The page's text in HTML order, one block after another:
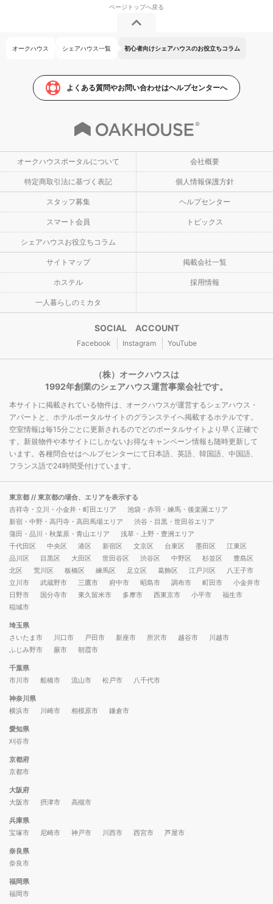
オークハウス シェアハウス一覧 初心者向けシェアハウスのお役立ちコラム
よくある質問やお問い合わせはヘルプセンターへ
オークハウスポータルについて 会社概要
特定商取引法に基づく表記 個人情報保護方針
スタッフ募集 ヘルプセンター
スマート会員 トピックス
シェアハウスお役立ちコラム
サイトマップ 掲載会社一覧
ホステル 採用情報
一人暮らしのミカタ
SOCIAL ACCOUNT
Facebook Instagram YouTube
（株）オークハウスは
1992年創業のシェアハウス運営事業会社です。
本サイトに掲載されている物件は、オークハウスが運営するシェアハウス・
アパートと、ホテルポータルサイトのグランステイへ掲載するホテルです。
空室情報は毎15分ごとに更新されるのでどのポータルサイトより早く正確で
す。新規物件や本サイトにしかないお得なキャンペーン情報も随時更新して
います。各種問合せはヘルプセンターにて日本語、英語、韓国語、中国語、
フランス語で24時間受付けています。
東京都 // 東京都の場合、エリアを表示する
吉祥寺・立川・小金井・町田エリア
池袋・赤羽・練馬・後楽園エリア
新宿・中野・高円寺・高田馬場エリア
渋谷・目黒・世田谷エリア
蒲田・品川・秋葉原・青山エリア
浅草・上野・豊洲エリア
千代田区
中央区 港区 新宿区 文京区 台東区 墨田区
江東区
品川区
目黒区 大田区 世田谷区 渋谷区 中野区 杉並区
豊島区
北区
荒川区 板橋区 練馬区 足立区 葛飾区 江戸川区
八王子市
立川市
武蔵野市 三鷹市 府中市 昭島市 調布市 町田市
小金井市
日野市
国分寺市 東久留米市 多摩市 西東京市 小平市
福生市
稲城市
埼玉県
さいたま市
川口市 戸田市 新座市 所沢市 越谷市
川越市
ふじみ野市
蕨市 朝霞市
千葉県
市川市
船橋市 流山市 松戸市 八千代市
神奈川県
横浜市
川崎市 相模原市 鎌倉市
愛知県
刈谷市
京都府
京都市
大阪府
大阪市
摂津市 高槻市
兵庫県
宝塚市
尼崎市 神戸市 川西市 西宮市 芦屋市
奈良県
奈良市
福岡県
福岡市